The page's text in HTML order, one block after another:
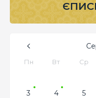
Пн Вт Ср
3
4 5